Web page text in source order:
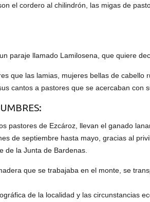
el cordero al chilindrón, las migas de
paraje llamado Lamilosena, que quiere
que las lamias, mujeres bellas de cabello
cantos a pastores que se acercaban con
pastores de Ezcároz, llevan el ganado
de septiembre hasta mayo, gracias al
de la Junta de Bardenas.
que se trabajaba en el monte, se
de la localidad y las circunstancias